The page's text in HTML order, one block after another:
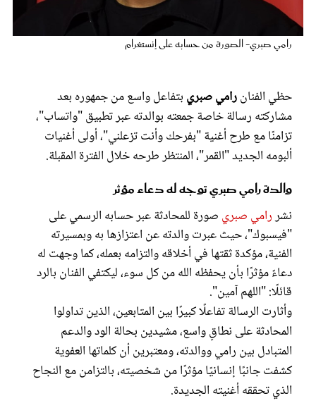
رامي صبري- الصورة من حسابه على إنستغرام
حظي الفنانرامي صبري بتفاعل واسع من جمهوره بعد
مشاركته رسالة خاصة جمعته بوالدته عبر تطبيق "واتساب"،
تزامنًا مع طرح أغنية "بفرحك وأنت تزعلني"، أولى أغنيات
ألبومه الجديد "القمر"، المنتظر طرحه خلال الفترة المقبلة.
والدة رامي صبري توجه له دعاء مؤثر
نشررامي صبري صورة للمحادثة عبر حسابه الرسمي على
"فيسبوك"، حيث عبرت والدته عن اعتزازها به وبمسيرته
الفنية، مؤكدة ثقتها في أخلاقه والتزامه بعمله، كما وجهت له
دعاءً مؤثرًا بأن يحفظه الله من كل سوء، ليكتفي الفنان بالرد
قائلًا: "اللهم آمين".
وأثارت الرسالة تفاعلًا كبيرًا بين المتابعين، الذين تداولوا
المحادثة على نطاقٍ واسع، مشيدين بحالة الود والدعم
المتبادل بين رامي ووالدته، ومعتبرين أن كلماتها العفوية
كشفت جانبًا إنسانيًا مؤثرًا من شخصيته، بالتزامن مع النجاح
الذي تحققه أغنيته الجديدة.
مجلة سيدتي
غلاف رفمي